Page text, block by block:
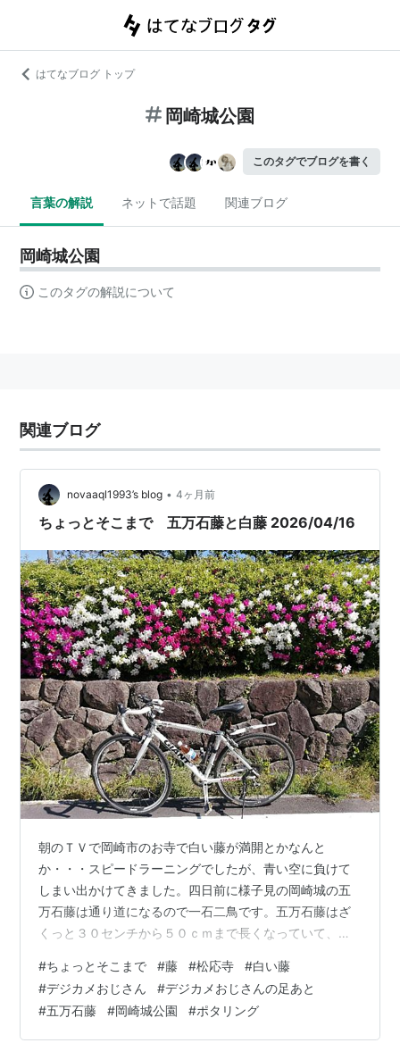
はてなブログ トップ
岡崎城公園
このタグでブログを書く
言葉の解説 ネットで話題 関連ブログ
岡崎城公園
このタグの解説について
関連ブログ
novaaql1993’s blog • 4ヶ月前
ちょっとそこまで 五万石藤と白藤 2026/04/16
朝のＴＶで岡崎市のお寺で白い藤が満開とかなんと
か・・・スピードラーニングでしたが、青い空に負けて
しまい出かけてきました。四日前に様子見の岡崎城の五
万石藤は通り道になるので一石二鳥です。五万石藤はざ
くっと３０センチから５０ｃｍまで長くなっていて、藤
ところに白い雲がモクモクと湧き上がっているようにみ
えました。このお寺には何度か来ていますが、白い藤は
初めてです。徳川家康の父・松平広忠を供養するために
#ちょっとそこまで #藤 #松応寺 #白い藤
#デジカメおじさん #デジカメおじさんの足あと
#五万石藤 #岡崎城公園 #ポタリング